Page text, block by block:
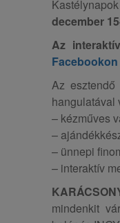
december
Az
Facebookon
Az esztendő
hangulatával
– kézműves
–
– ünnepi
– interaktív
mindenkit